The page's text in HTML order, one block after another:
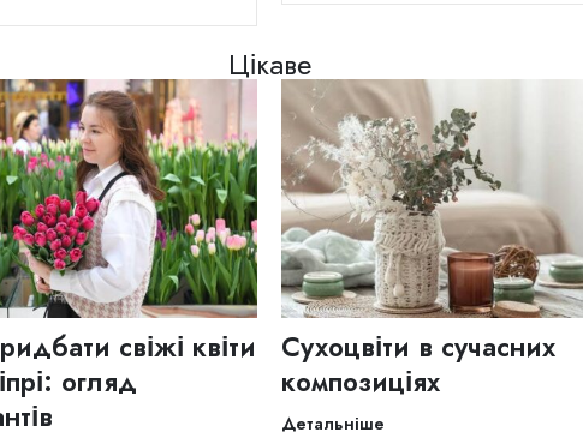
Цікаве
свіжі квіти
огляд
Сухоцвіти в сучасних
композиціях
Детальніше